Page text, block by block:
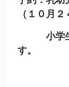
（１０月２
小学生か
す。